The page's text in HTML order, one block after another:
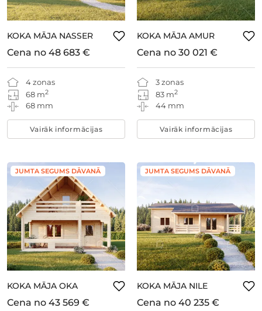
KOKA MĀJA NASSER
4 zonas
68 m2
68 mm
Cena no 48 683 €
Vairāk informācijas
KOKA MĀJA AMUR
3 zonas
83 m2
44 mm
Cena no 30 021 €
Vairāk informācijas
JUMTA SEGUMS DĀVANĀ
KOKA MĀJA OKA
Cena no 43 569 €
JUMTA SEGUMS DĀVANĀ
KOKA MĀJA NILE
Cena no 40 235 €